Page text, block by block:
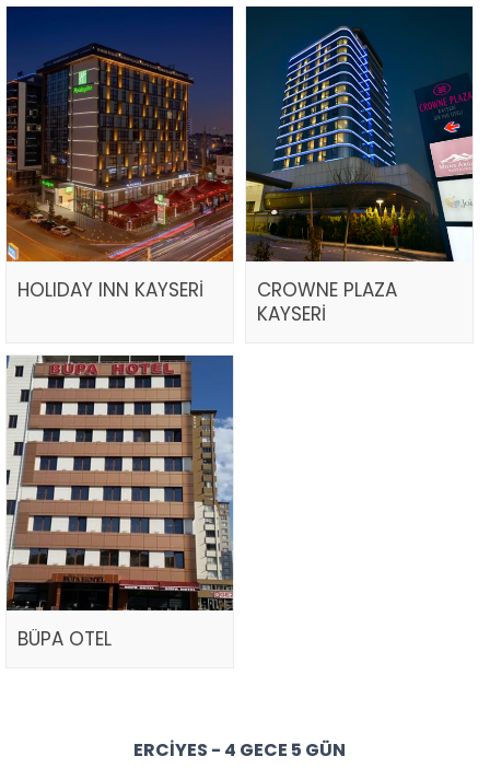
HOLIDAY INN KAYSERİ
CROWNE PLAZA
KAYSERİ
BÜPA OTEL
ERCIYES - 4 GECE 5 GÜN